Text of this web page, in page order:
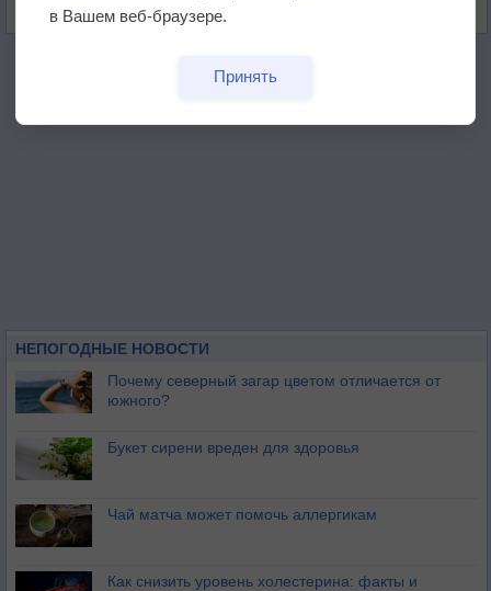
НЕПОГОДНЫЕ НОВОСТИ
Почему северный загар цветом отличается от
южного?
Букет сирени вреден для здоровья
Чай матча может помочь аллергикам
Как снизить уровень холестерина: факты и
в Вашем веб-браузере.
Принять